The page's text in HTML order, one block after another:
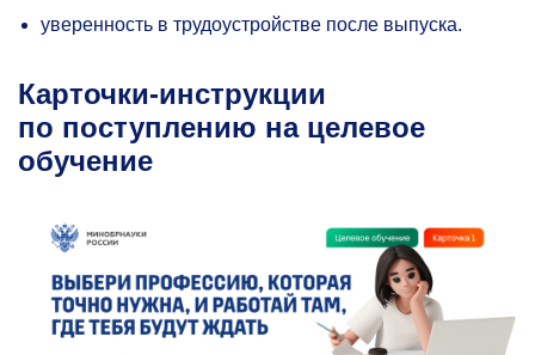
уверенность в трудоустройстве после выпуска.
Карточки-инструкции
по поступлению на целевое
обучение